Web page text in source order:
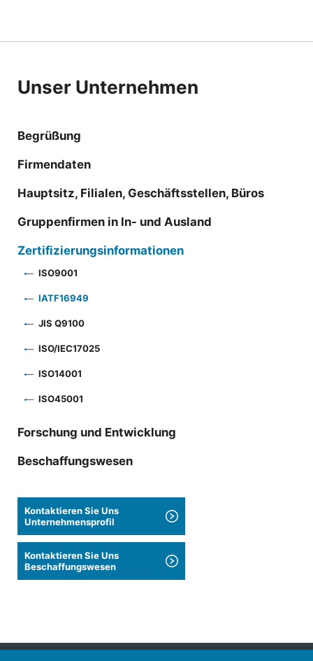
Unser Unternehmen
Begrüßung
Firmendaten
Hauptsitz, Filialen, Geschäftsstellen, Büros
Gruppenfirmen in In- und Ausland
Zertifizierungsinformationen
ISO9001
IATF16949
JIS Q9100
ISO/IEC17025
ISO14001
ISO45001
Forschung und Entwicklung
Beschaffungswesen
Kontaktieren Sie Uns
Unternehmensprofil
Kontaktieren Sie Uns
Beschaffungswesen